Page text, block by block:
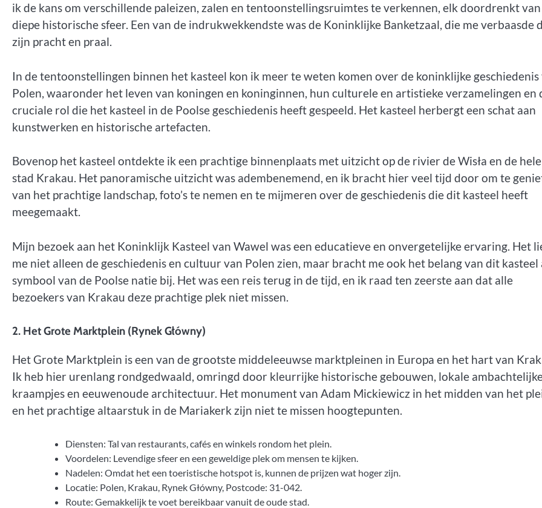
ik de kans om verschillende paleizen, zalen en tentoonstellingsruimtes te verkennen, elk doordrenkt
diepe historische sfeer. Een van de indrukwekkendste was de Koninklijke Banketzaal, die me verbaasde
zijn pracht en praal.
In de tentoonstellingen binnen het kasteel kon ik meer te weten komen over de koninklijke geschiedenis
Polen, waaronder het leven van koningen en koninginnen, hun culturele en artistieke verzamelingen en
cruciale rol die het kasteel in de Poolse geschiedenis heeft gespeeld. Het kasteel herbergt een schat aan
kunstwerken en historische artefacten.
Bovenop het kasteel ontdekte ik een prachtige binnenplaats met uitzicht op de rivier de Wisła en de hele
stad Krakau. Het panoramische uitzicht was adembenemend, en ik bracht hier veel tijd door om te
van het prachtige landschap, foto’s te nemen en te mijmeren over de geschiedenis die dit kasteel heeft
meegemaakt.
Mijn bezoek aan het Koninklijk Kasteel van Wawel was een educatieve en onvergetelijke ervaring. Het
me niet alleen de geschiedenis en cultuur van Polen zien, maar bracht me ook het belang van dit kasteel
symbool van de Poolse natie bij. Het was een reis terug in de tijd, en ik raad ten zeerste aan dat alle
bezoekers van Krakau deze prachtige plek niet missen.
2. Het Grote Marktplein (Rynek Główny)
Het Grote Marktplein is een van de grootste middeleeuwse marktpleinen in Europa en het hart van
Ik heb hier urenlang rondgedwaald, omringd door kleurrijke historische gebouwen, lokale
kraampjes en eeuwenoude architectuur. Het monument van Adam Mickiewicz in het midden van het
en het prachtige altaarstuk in de Mariakerk zijn niet te missen hoogtepunten.
Diensten: Tal van restaurants, cafés en winkels rondom het plein.
Voordelen: Levendige sfeer en een geweldige plek om mensen te kijken.
Nadelen: Omdat het een toeristische hotspot is, kunnen de prijzen wat hoger zijn.
Locatie: Polen, Krakau, Rynek Główny, Postcode: 31-042.
Route: Gemakkelijk te voet bereikbaar vanuit de oude stad.